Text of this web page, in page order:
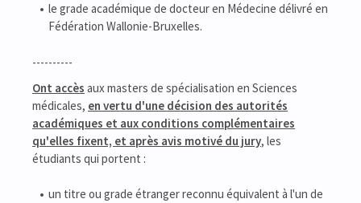
le grade académique de docteur en Médecine délivré en
Fédération Wallonie-Bruxelles.
----------
Ont accès aux masters de spécialisation en Sciences
médicales, en vertu d'une décision des autorités
académiques et aux conditions complémentaires
qu'elles fixent, et après avis motivé du jury, les
étudiants qui portent :
un titre ou grade étranger reconnu équivalent à l'un de